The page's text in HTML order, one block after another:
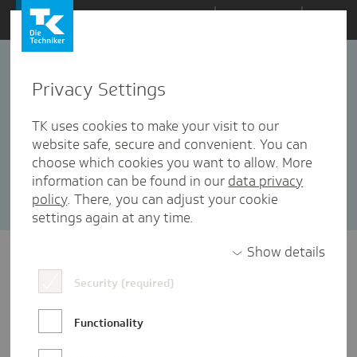
Zum
Inhalt
springen
Geschichte
1 Artikel in dieser Kategorie enthalten
Sortieren nach: Datum Popularität
Privacy Settings
TK uses cookies to make your visit to our
website safe, secure and convenient. You can
choose which cookies you want to allow. More
information can be found in our data privacy
policy. There, you can adjust your cookie
settings again at any time.
Show details
Security (required)
Functionality